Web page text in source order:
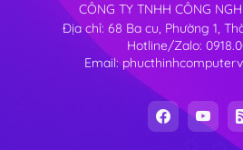
CÔNG TY TNHH CÔNG
Địa chỉ: 68 Ba cu, Phường 1,
Hotline/Zalo:
Email: